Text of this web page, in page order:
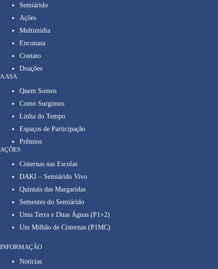
Semiárido
Ações
Multimídia
Enconasa
Contato
Doações
A ASA
Quem Somos
Como Surgimos
Linha do Tempo
Espaços de Participação
Prêmios
AÇÕES
Cisternas nas Escolas
DAKI – Semiárido Vivo
Quintais das Margaridas
Sementes do Semiárido
Uma Terra e Duas Águas (P1+2)
Um Milhão de Cisternas (P1MC)
INFORMAÇÃO
Notícias